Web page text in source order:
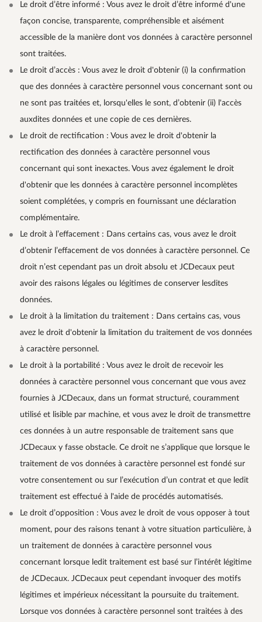
Le droit d’être informé : Vous avez le droit d’être informé d'une
façon concise, transparente, compréhensible et aisément
accessible de la manière dont vos données à caractère personnel
sont traitées.
Le droit d’accès : Vous avez le droit d'obtenir (i) la confirmation
que des données à caractère personnel vous concernant sont ou
ne sont pas traitées et, lorsqu'elles le sont, d’obtenir (ii) l'accès
auxdites données et une copie de ces dernières.
Le droit de rectification : Vous avez le droit d'obtenir la
rectification des données à caractère personnel vous
concernant qui sont inexactes. Vous avez également le droit
d'obtenir que les données à caractère personnel incomplètes
soient complétées, y compris en fournissant une déclaration
complémentaire.
Le droit à l’effacement : Dans certains cas, vous avez le droit
d’obtenir l’effacement de vos données à caractère personnel. Ce
droit n’est cependant pas un droit absolu et JCDecaux peut
avoir des raisons légales ou légitimes de conserver lesdites
données.
Le droit à la limitation du traitement : Dans certains cas, vous
avez le droit d'obtenir la limitation du traitement de vos données
à caractère personnel.
Le droit à la portabilité : Vous avez le droit de recevoir les
données à caractère personnel vous concernant que vous avez
fournies à JCDecaux, dans un format structuré, couramment
utilisé et lisible par machine, et vous avez le droit de transmettre
ces données à un autre responsable de traitement sans que
JCDecaux y fasse obstacle. Ce droit ne s’applique que lorsque le
traitement de vos données à caractère personnel est fondé sur
votre consentement ou sur l’exécution d’un contrat et que ledit
traitement est effectué à l'aide de procédés automatisés.
Le droit d’opposition : Vous avez le droit de vous opposer à tout
moment, pour des raisons tenant à votre situation particulière, à
un traitement de données à caractère personnel vous
concernant lorsque ledit traitement est basé sur l’intérêt légitime
de JCDecaux. JCDecaux peut cependant invoquer des motifs
légitimes et impérieux nécessitant la poursuite du traitement.
Lorsque vos données à caractère personnel sont traitées à des